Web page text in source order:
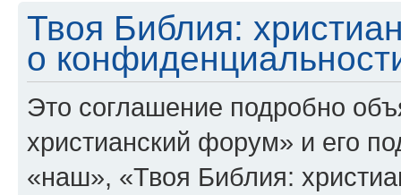
Твоя Библия:
о
Это соглашение подробно
христианский форум» и его
«наш», «Твоя Библия: